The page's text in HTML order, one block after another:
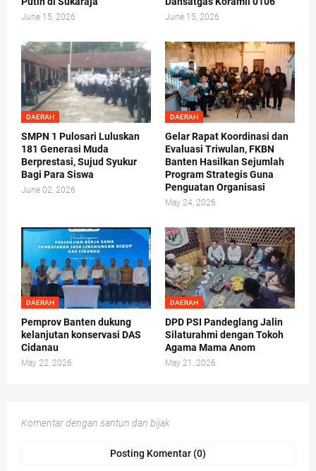
June 15, 2026 June 15, 2026
DAERAH
SMPN 1 Pulosari Luluskan
181 Generasi Muda
Berprestasi, Sujud Syukur
Bagi Para Siswa
June 02, 2026
DAERAH
Gelar Rapat Koordinasi dan
Evaluasi Triwulan, FKBN
Banten Hasilkan Sejumlah
Program Strategis Guna
Penguatan Organisasi
May 24, 2026
DAERAH
Pemprov Banten dukung
kelanjutan konservasi DAS
Cidanau
May 22, 2026
DAERAH
DPD PSI Pandeglang Jalin
Silaturahmi dengan Tokoh
Agama Mama Anom
May 21, 2026
Komentar dengan santun dan bijak
Posting Komentar (0)